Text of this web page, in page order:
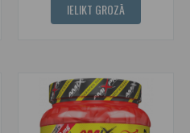
IELIKT GROZĀ